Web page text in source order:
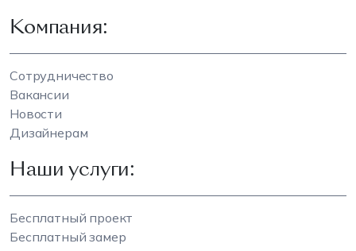
Компания:
Сотрудничество
Вакансии
Новости
Дизайнерам
Наши услуги:
Бесплатный проект
Бесплатный замер